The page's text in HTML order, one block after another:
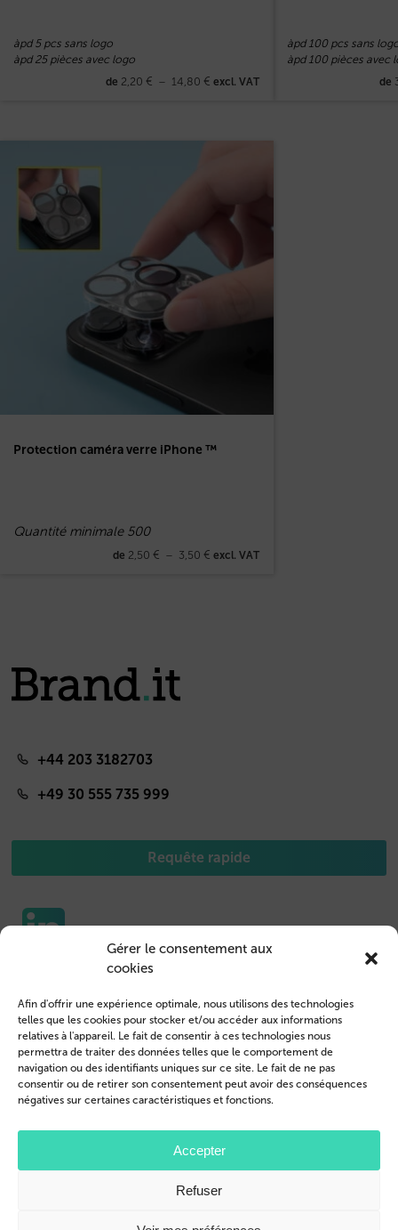
Gérer le consentement aux
cookies
Afin d'offrir une expérience optimale, nous utilisons des technologies
telles que les cookies pour stocker et/ou accéder aux informations
relatives à l'appareil. Le fait de consentir à ces technologies nous
permettra de traiter des données telles que le comportement de
navigation ou des identifiants uniques sur ce site. Le fait de ne pas
consentir ou de retirer son consentement peut avoir des conséquences
négatives sur certaines caractéristiques et fonctions.
Accepter
Refuser
àpd 5 pcs sans logo
àpd 25 pièces avec logo
de 2,20 € – 14,80 € excl. VAT
àpd 100 pcs sans
àpd 100 pièces avec
de
Protection caméra verre iPhone ™
Quantité minimale 500
de 2,50 € – 3,50 € excl. VAT
+44 203 3182703
+49 30 555 735 999
Requête rapide
Housse de Tablet
Devenir revendeur
Profil de l’entreprise
Connexion des clients
Mentions légales
Conditions générales
déposées aux États-Unis et dans d'autres pays et régions.